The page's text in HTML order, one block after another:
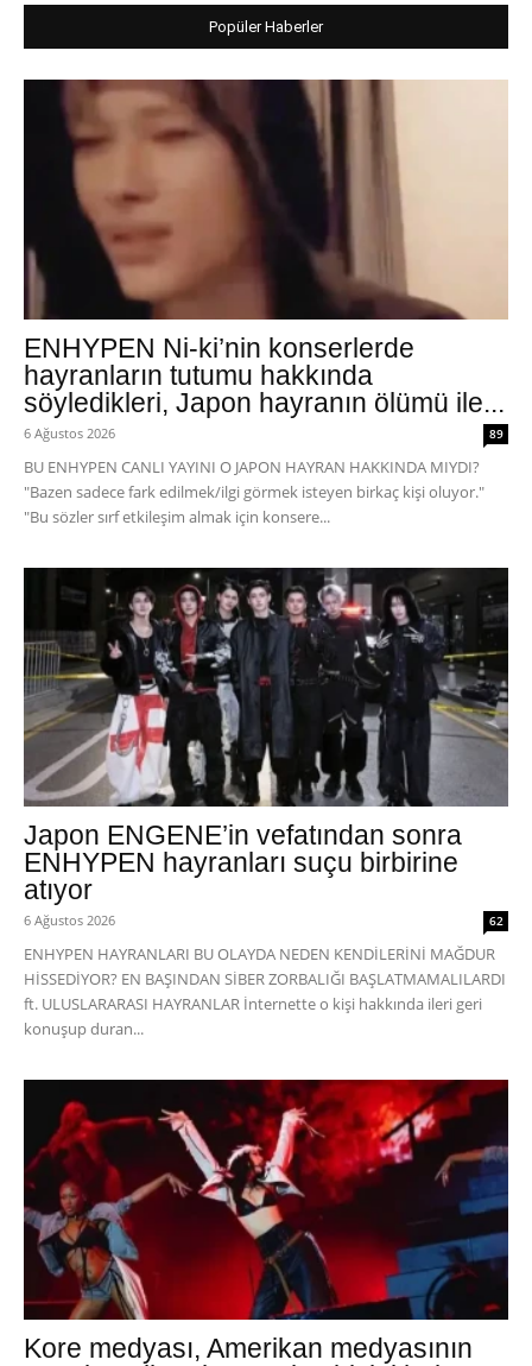
Popüler Haberler
ENHYPEN Ni-ki’nin konserlerde
hayranların tutumu hakkında
söyledikleri, Japon hayranın ölümü ile...
6 Ağustos 2026 89
BU ENHYPEN CANLI YAYINI O JAPON HAYRAN HAKKINDA MIYDI?
"Bazen sadece fark edilmek/ilgi görmek isteyen birkaç kişi oluyor."
"Bu sözler sırf etkileşim almak için konsere...
Japon ENGENE’in vefatından sonra
ENHYPEN hayranları suçu birbirine
atıyor
6 Ağustos 2026 62
ENHYPEN HAYRANLARI BU OLAYDA NEDEN KENDİLERİNİ MAĞDUR
HİSSEDİYOR? EN BAŞINDAN SİBER ZORBALIĞI BAŞLATMAMALILARDI
ft. ULUSLARARASI HAYRANLAR İnternette o kişi hakkında ileri geri
konuşup duran...
Kore medyası, Amerikan medyasının